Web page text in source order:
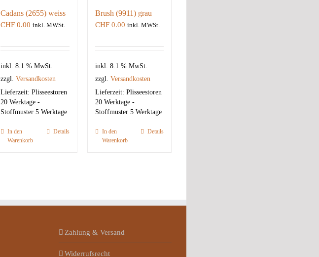
Cadans (2655) weiss
CHF0.00 inkl. MWSt.
inkl. 8.1 % MwSt.
zzgl. Versandkosten
Lieferzeit: Plisseestoren
20 Werktage -
Stoffmuster 5 Werktage
In den
Warenkorb
Details
Brush (9911) grau
CHF0.00 inkl. MWSt.
inkl. 8.1 % MwSt.
zzgl. Versandkosten
Lieferzeit: Plisseestoren
20 Werktage -
Stoffmuster 5 Werktage
In den
Warenkorb
Details
Zahlung & Versand
Widerrufsrecht